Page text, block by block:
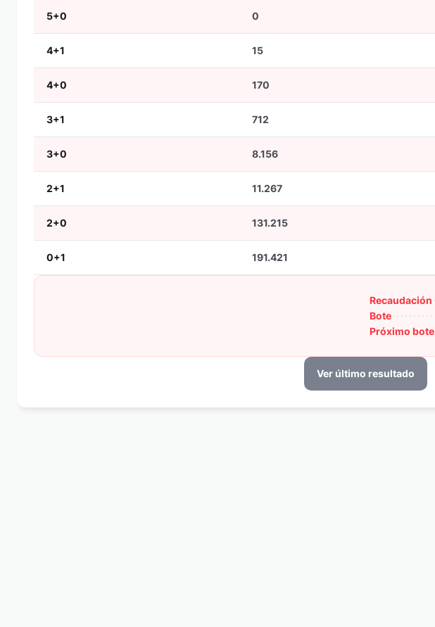
5+0 0
4+1 15
4+0 170
3+1 712
3+0 8.156
2+1 11.267
2+0 131.215
0+1 191.421
Recaudación
Bote
Próximo bote
Ver último resultado